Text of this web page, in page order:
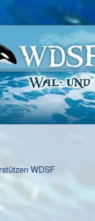
WDSF